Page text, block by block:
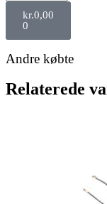
kr.0,00
0
Andre købte
Relaterede